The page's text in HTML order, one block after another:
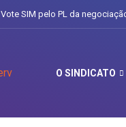
Vote SIM pelo PL da
O SINDICATO